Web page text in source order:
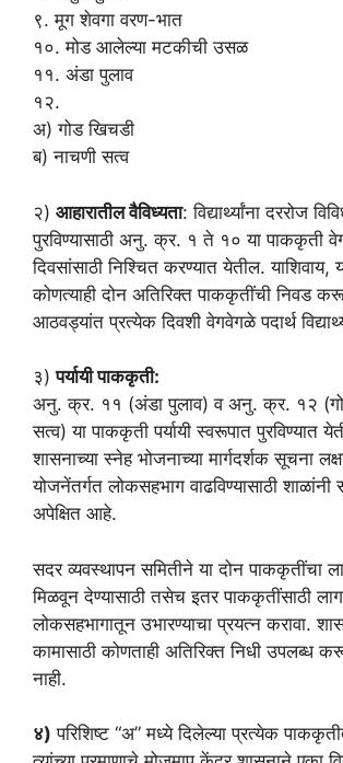
९. मूग शेवगा वरण-भात
१०. मोड आलेल्या मटकीची उसळ
११. अंडा पुलाव
१२.
अ) गोड खिचडी
ब) नाचणी सत्व
२) आहारातील वैविध्यता: विद्यार्थ्यांना दररोज
पुरविण्यासाठी अनु. क्र. १ ते १० या पाककृती
दिवसांसाठी निश्चित करण्यात येतील. याशिवाय,
कोणत्याही दोन अतिरिक्त पाककृतींची निवड
आठवड्यांत प्रत्येक दिवशी वेगवेगळे पदार्थ
३)पर्यायी पाककृती:
अनु. क्र. ११ (अंडा पुलाव) व अनु. क्र. १२
सत्व) या पाककृती पर्यायी स्वरूपात पुरविण्यात
शासनाच्या स्नेह भोजनाच्या मार्गदर्शक सूचना
योजनेंतर्गत लोकसहभाग वाढविण्यासाठी
अपेक्षित आहे.
सदर व्यवस्थापन समितीने या दोन पाककृतींचा लाभ
मिळवून देण्यासाठी तसेच इतर पाककृतींसाठी
लोकसहभागातून उभारण्याचा प्रयत्न करावा.
कामासाठी कोणताही अतिरिक्त निधी उपलब्ध
नाही.
४) परिशिष्ट “अ” मध्ये दिलेल्या प्रत्येक